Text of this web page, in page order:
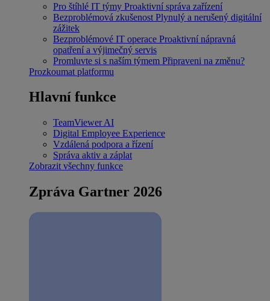
Pro štíhlé IT týmy Proaktivní správa zařízení
Bezproblémová zkušenost Plynulý a nerušený digitální
zážitek
Bezproblémové IT operace Proaktivní nápravná
opatření a výjimečný servis
Promluvte si s naším týmem Připraveni na změnu?
Prozkoumat platformu
Hlavní funkce
TeamViewer AI
Digital Employee Experience
Vzdálená podpora a řízení
Správa aktiv a záplat
Zobrazit všechny funkce
Zpráva Gartner 2026